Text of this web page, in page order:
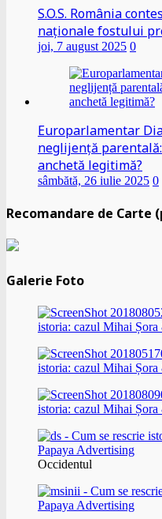
S.O.S. România
naționale fostului
joi, 7 august 2025 0
Europarlamentar
neglijență
anchetă legitimă?
sâmbătă, 26 iulie 2025 0
Recomandare de Carte
Galerie Foto
Occidentul